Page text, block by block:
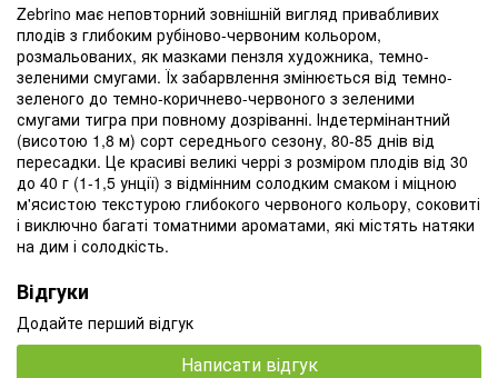
Zebrino має неповторний зовнішній вигляд привабливих
плодів з глибоким рубіново-червоним кольором,
розмальованих, як мазками пензля художника, темно-
зеленими смугами. Їх забарвлення змінюється від темно-
зеленого до темно-коричнево-червоного з зеленими
смугами тигра при повному дозріванні. Індетермінантний
(висотою 1,8 м) сорт середнього сезону, 80-85 днів від
пересадки. Це красиві великі черрі з розміром плодів від 30
до 40 г (1-1,5 унції) з відмінним солодким смаком і міцною
м'ясистою текстурою глибокого червоного кольору, соковиті
і виключно багаті томатними ароматами, які містять натяки
на дим і солодкість.
Відгуки
Додайте перший відгук
Написати відгук